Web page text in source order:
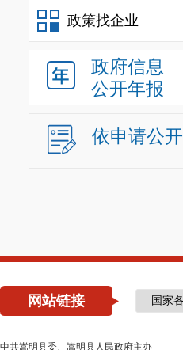
政策找企业
政府信息
公开年报
依申请公开
网站链接
中共嵩明县委、嵩明县人民政府主办